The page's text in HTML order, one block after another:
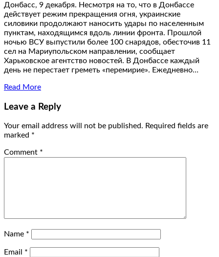
Донбасс, 9 декабря. Несмотря на то, что в Донбассе
действует режим прекращения огня, украинские
силовики продолжают наносить удары по населенным
пунктам, находящимся вдоль линии фронта. Прошлой
ночью ВСУ выпустили более 100 снарядов, обесточив 11
сел на Мариупольском направлении, сообщает
Харьковское агентство новостей. В Донбассе каждый
день не перестает греметь «перемирие». Ежедневно…
Read More
Leave a Reply
Your email address will not be published. Required fields are
marked *
Comment *
Name *
Email *